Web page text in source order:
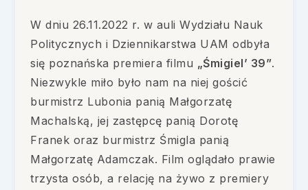
W dniu 26.11.2022 r. w auli Wydziału Nauk
Politycznych i Dziennikarstwa UAM odbyła
się poznańska premiera filmu „Śmigiel’ 39”.
Niezwykle miło było nam na niej gościć
burmistrz Lubonia panią Małgorzatę
Machalską, jej zastępcę panią Dorotę
Franek oraz burmistrz Śmigla panią
Małgorzatę Adamczak. Film oglądało prawie
trzysta osób, a relację na żywo z premiery